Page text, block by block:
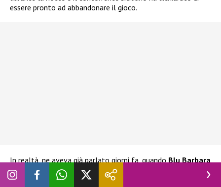
essere pronto ad abbandonare il gioco.
In realtà, ne aveva già parlato giorni fa, quando Blu Barbara
Prezia
era al televoto con Adriana Volpe, Alessandra
Mussolini e Lucia Ilarido. L’ex tronista aveva già espresso